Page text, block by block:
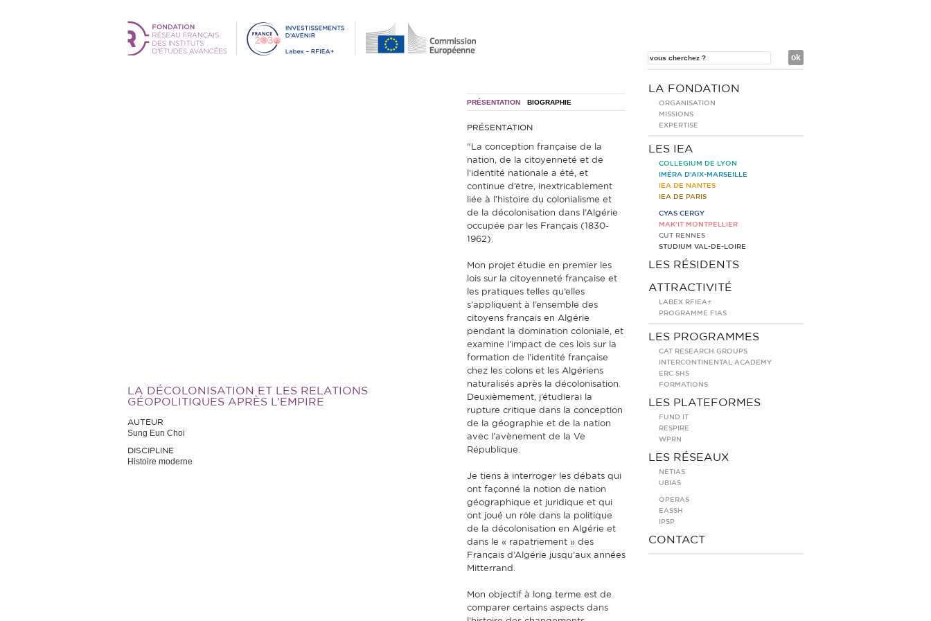
LA DÉCOLONISATION ET LES RELATIONS
GÉOPOLITIQUES APRÈS L’EMPIRE
AUTEUR
Sung Eun Choi
DISCIPLINE
Histoire moderne
PRÉSENTATION BIOGRAPHIE
PRÉSENTATION
"La conception française de la
nation, de la citoyenneté et de
l’identité nationale a été, et
continue d’être, inextricablement
liée à l’histoire du colonialisme et
de la décolonisation dans l’Algérie
occupée par les Français (1830-
1962).
Mon projet étudie en premier les
lois sur la citoyenneté française et
les pratiques telles qu’elles
s’appliquent à l’ensemble des
citoyens français en Algérie
pendant la domination coloniale, et
examine l’impact de ces lois sur la
formation de l’identité française
chez les colons et les Algériens
naturalisés après la décolonisation.
Deuxièmement, j’étudierai la
rupture critique dans la conception
de la géographie et de la nation
avec l’avènement de la Ve
République.
Je tiens à interroger les débats qui
ont façonné la notion de nation
géographique et juridique et qui
ont joué un rôle dans la politique
de la décolonisation en Algérie et
dans le « rapatriement » des
Français d’Algérie jusqu’aux années
Mitterrand.
Mon objectif à long terme est de
comparer certains aspects dans
LA FONDATION
ORGANISATION
MISSIONS
EXPERTISE
LES IEA
COLLEGIUM DE LYON
IMÉRA D’AIX-MARSEILLE
IEA DE NANTES
IEA DE PARIS
CYAS CERGY
MAK’IT MONTPELLIER
CUT RENNES
STUDIUM VAL-DE-LOIRE
LES RÉSIDENTS
ATTRACTIVITÉ
LABEX RFIEA+
PROGRAMME FIAS
LES PROGRAMMES
CAT RESEARCH GROUPS
INTERCONTINENTAL ACADEMY
ERC SHS
FORMATIONS
LES PLATEFORMES
FUND IT
RESPIRE
WPRN
LES RÉSEAUX
NETIAS
UBIAS
OPERAS
EASSH
IPSP
CONTACT